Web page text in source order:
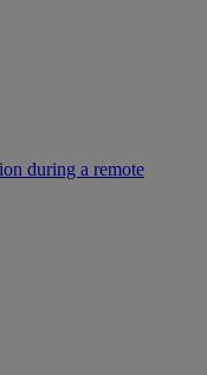
during a remote